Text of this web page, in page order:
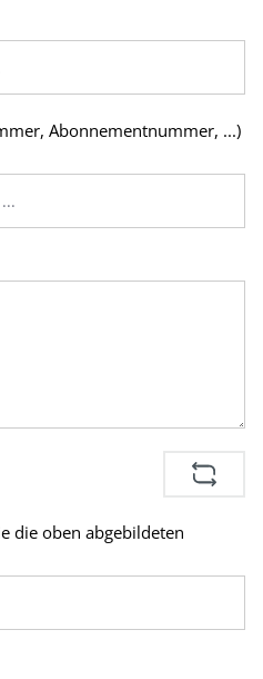
Abonnementnummer, ...)
die oben abgebildeten